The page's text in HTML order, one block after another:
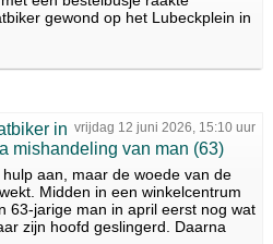
gewond op het Lubeckplein in
vrijdag 12 juni 2026, 15:10 uur
in
mishandeling van man (63)
aan, maar de woede van de
Midden in een winkelcentrum
63-jarige man in april eerst nog wat
zijn hoofd geslingerd. Daarna